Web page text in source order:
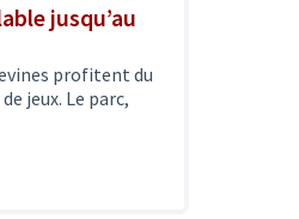
jusqu’au
profitent du
jeux. Le parc,